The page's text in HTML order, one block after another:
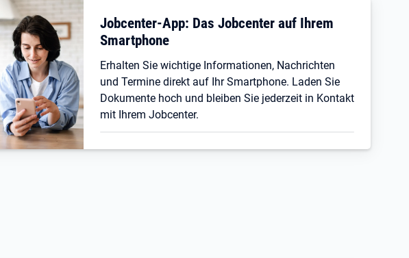
Jobcenter-App: Das Jobcenter auf Ihrem
Smartphone
Erhalten Sie wichtige Informationen, Nachrichten
und Termine direkt auf Ihr Smartphone. Laden Sie
Dokumente hoch und bleiben Sie jederzeit in Kontakt
mit Ihrem Jobcenter.